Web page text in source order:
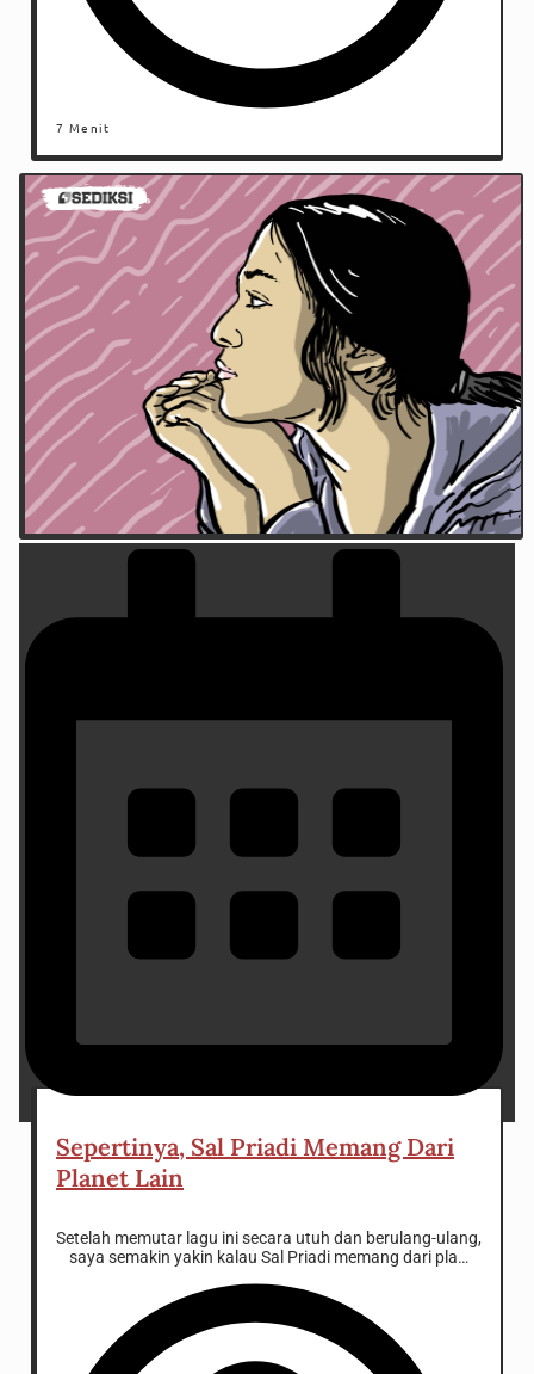
7 Menit
Sepertinya, Sal Priadi Memang Dari
Planet Lain
Setelah memutar lagu ini secara utuh dan berulang-ulang,
saya semakin yakin kalau Sal Priadi memang dari planet